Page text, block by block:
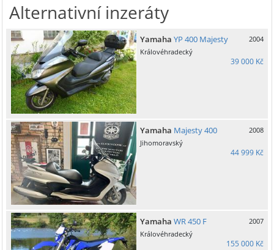
Alternativní inzeráty
Yamaha YP 400 Majesty
2004
Královéhradecký
39 000 Kč
Yamaha Majesty 400
2008
Jihomoravský
44 999 Kč
Yamaha WR 450 F
2007
Královéhradecký
155 000 Kč